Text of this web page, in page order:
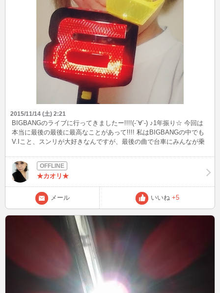
2015/11/14 (土) 2:21
BIGBANGのライブに行ってきましたー!!!!(-´∀`-) ♪1年振り☆ 今回は
本当に最後の最後に最高なことがあって!!!! 私はBIGBANGの中でも
V.Iこと、スンリが大好きなんですが、最後の曲で台車にみんなが乗
しすぎるのと、ドキドキで本当に体が震えてきてしまって。。。ほ
んと目の前にスンちゃんが来たときに我を忘れて、「スンリィィー
ーー!!!!スンリーーー!!!!!!!」と叫びまくってしまったww でも一瞬だ
け目が合ったんです!!!!!☆ほんと一瞬ねwwお客さんを流れでバーー
ッて見ている一瞬。 でもその一瞬だけでも幸せだったし、こんなに
間近で見れることってもう一生ないと思う・・・・。 いや
ぁ・・・。本当に幸せでした。しばらくずっとニヤニヤしちゃう
し、引きずりますw 幸せな時間をありがとぉーー!!!!BIGBANG!!!!!
(σ*>∀<)σ♪これからも大好きだよー!!☆☆ P.S ほんとどーでもいいけ
ど、スンちゃんにハマッてから自分の中で薄顔ブームですww
★カオリ★
メール いいね +5